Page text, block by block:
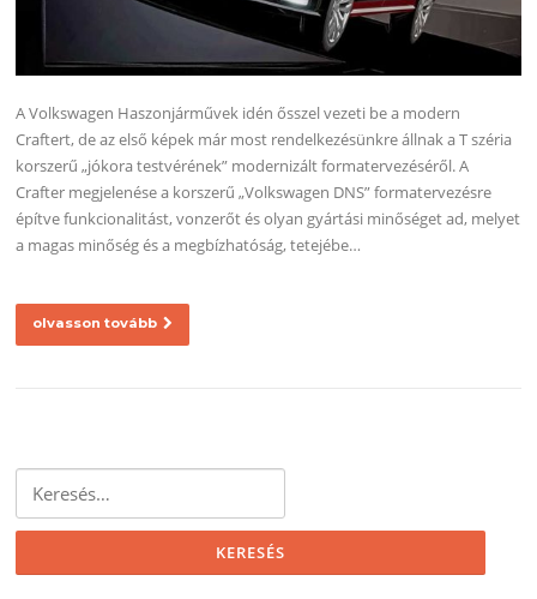
A Volkswagen Haszonjárművek idén ősszel vezeti be a modern
Craftert, de az első képek már most rendelkezésünkre állnak a T széria
korszerű „jókora testvérének” modernizált formatervezéséről. A
Crafter megjelenése a korszerű „Volkswagen DNS” formatervezésre
építve funkcionalitást, vonzerőt és olyan gyártási minőséget ad, melyet
a magas minőség és a megbízhatóság, tetejébe…
olvasson tovább